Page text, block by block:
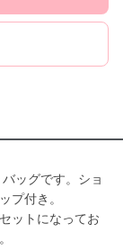
ッグです。ショ
プ付き。
ットになってお